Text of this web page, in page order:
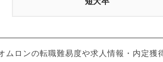
ムロンの転職難易度や求人情報・内定獲